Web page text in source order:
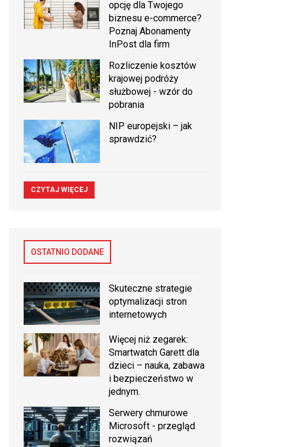
opcję dla Twojego
biznesu e-commerce?
Poznaj Abonamenty
InPost dla firm
Rozliczenie kosztów
krajowej podróży
służbowej - wzór do
pobrania
NIP europejski – jak
sprawdzić?
CZYTAJ WIĘCEJ
OSTATNIO DODANE
Skuteczne strategie
optymalizacji stron
internetowych
Więcej niż zegarek:
Smartwatch Garett dla
dzieci – nauka, zabawa
i bezpieczeństwo w
jednym.
Serwery chmurowe
Microsoft - przegląd
rozwiązań